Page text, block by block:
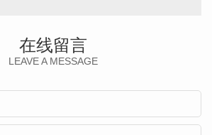
在线留言
LEAVE A MESSAGE